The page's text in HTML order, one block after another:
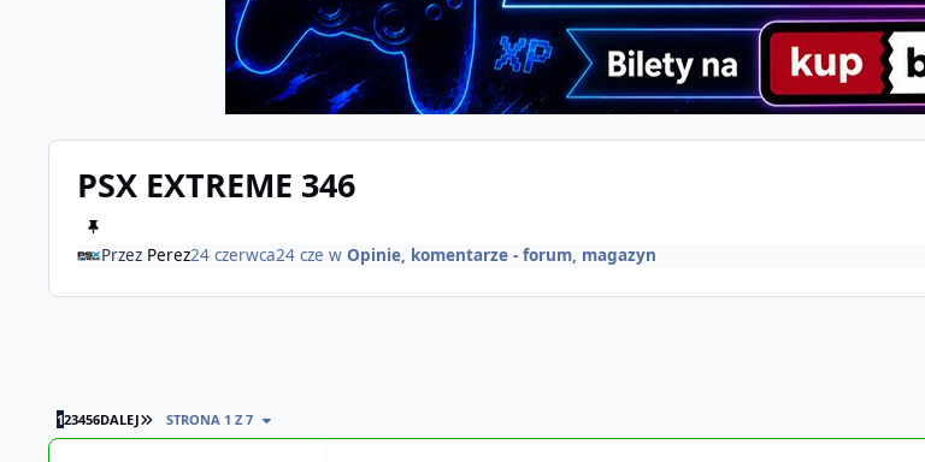
PSX EXTREME 346
Przez Perez24 czerwca24 cze wOpinie, komentarze - forum, magazyn
123456DALEJ OSTATNIA STRONA
STRONA 1 Z 7